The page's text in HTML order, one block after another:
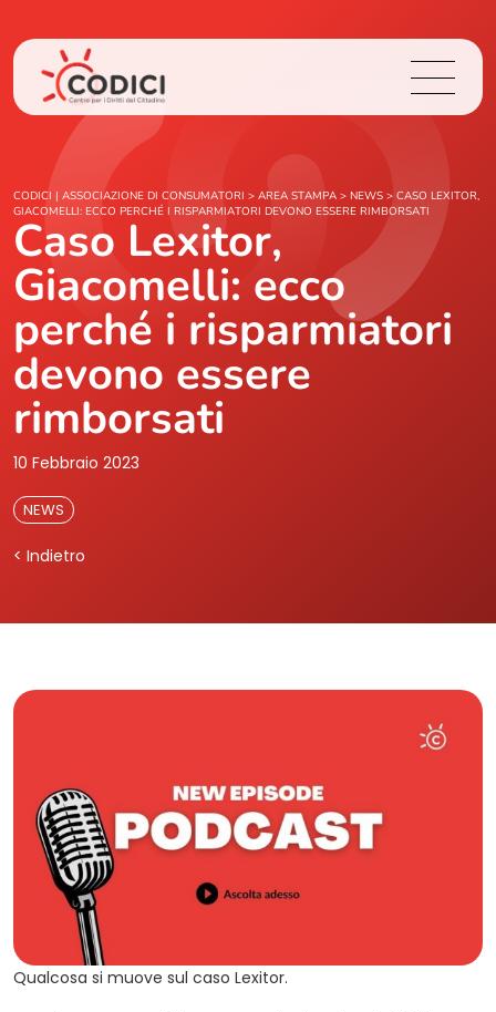
Chi Siamo
Cosa Facciamo
Area Stampa
Contatti
Login
CODICI | ASSOCIAZIONE DI CONSUMATORI > AREA STAMPA > NEWS > CASO LEXITOR,
GIACOMELLI: ECCO PERCHÉ I RISPARMIATORI DEVONO ESSERE RIMBORSATI
Caso Lexitor,
Giacomelli: ecco
perché i risparmiatori
devono essere
rimborsati
10 Febbraio 2023
NEWS
< Indietro
Qualcosa si muove sul caso Lexitor.